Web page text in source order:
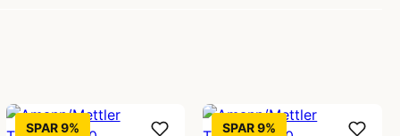
SPAR 9% SPAR 9%